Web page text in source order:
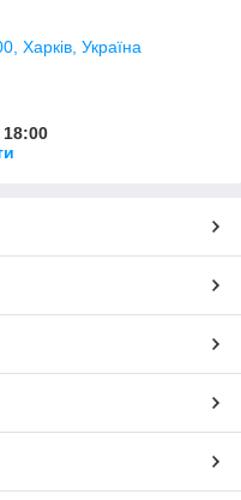
Харків, Україна